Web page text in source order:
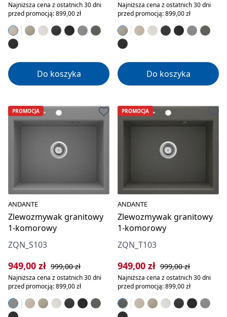
Najniższa cena z ostatnich 30 dni
przed promocją: 899,00 zł
Do koszyka
Najniższa cena z ostatnich 30 dni
przed promocją: 899,00 zł
Do koszyka
PROMOCJA
ANDANTE
Zlewozmywak granitowy
1-komorowy
ZQN_S103
Cena sprzedaży:
949,00 zł Cena regularna:
999,00 zł
Najniższa cena z ostatnich 30 dni
przed promocją: 899,00 zł
PROMOCJA
ANDANTE
Zlewozmywak granitowy
1-komorowy
ZQN_T103
Cena sprzedaży:
949,00 zł Cena regularna:
999,00 zł
Najniższa cena z ostatnich 30 dni
przed promocją: 899,00 zł